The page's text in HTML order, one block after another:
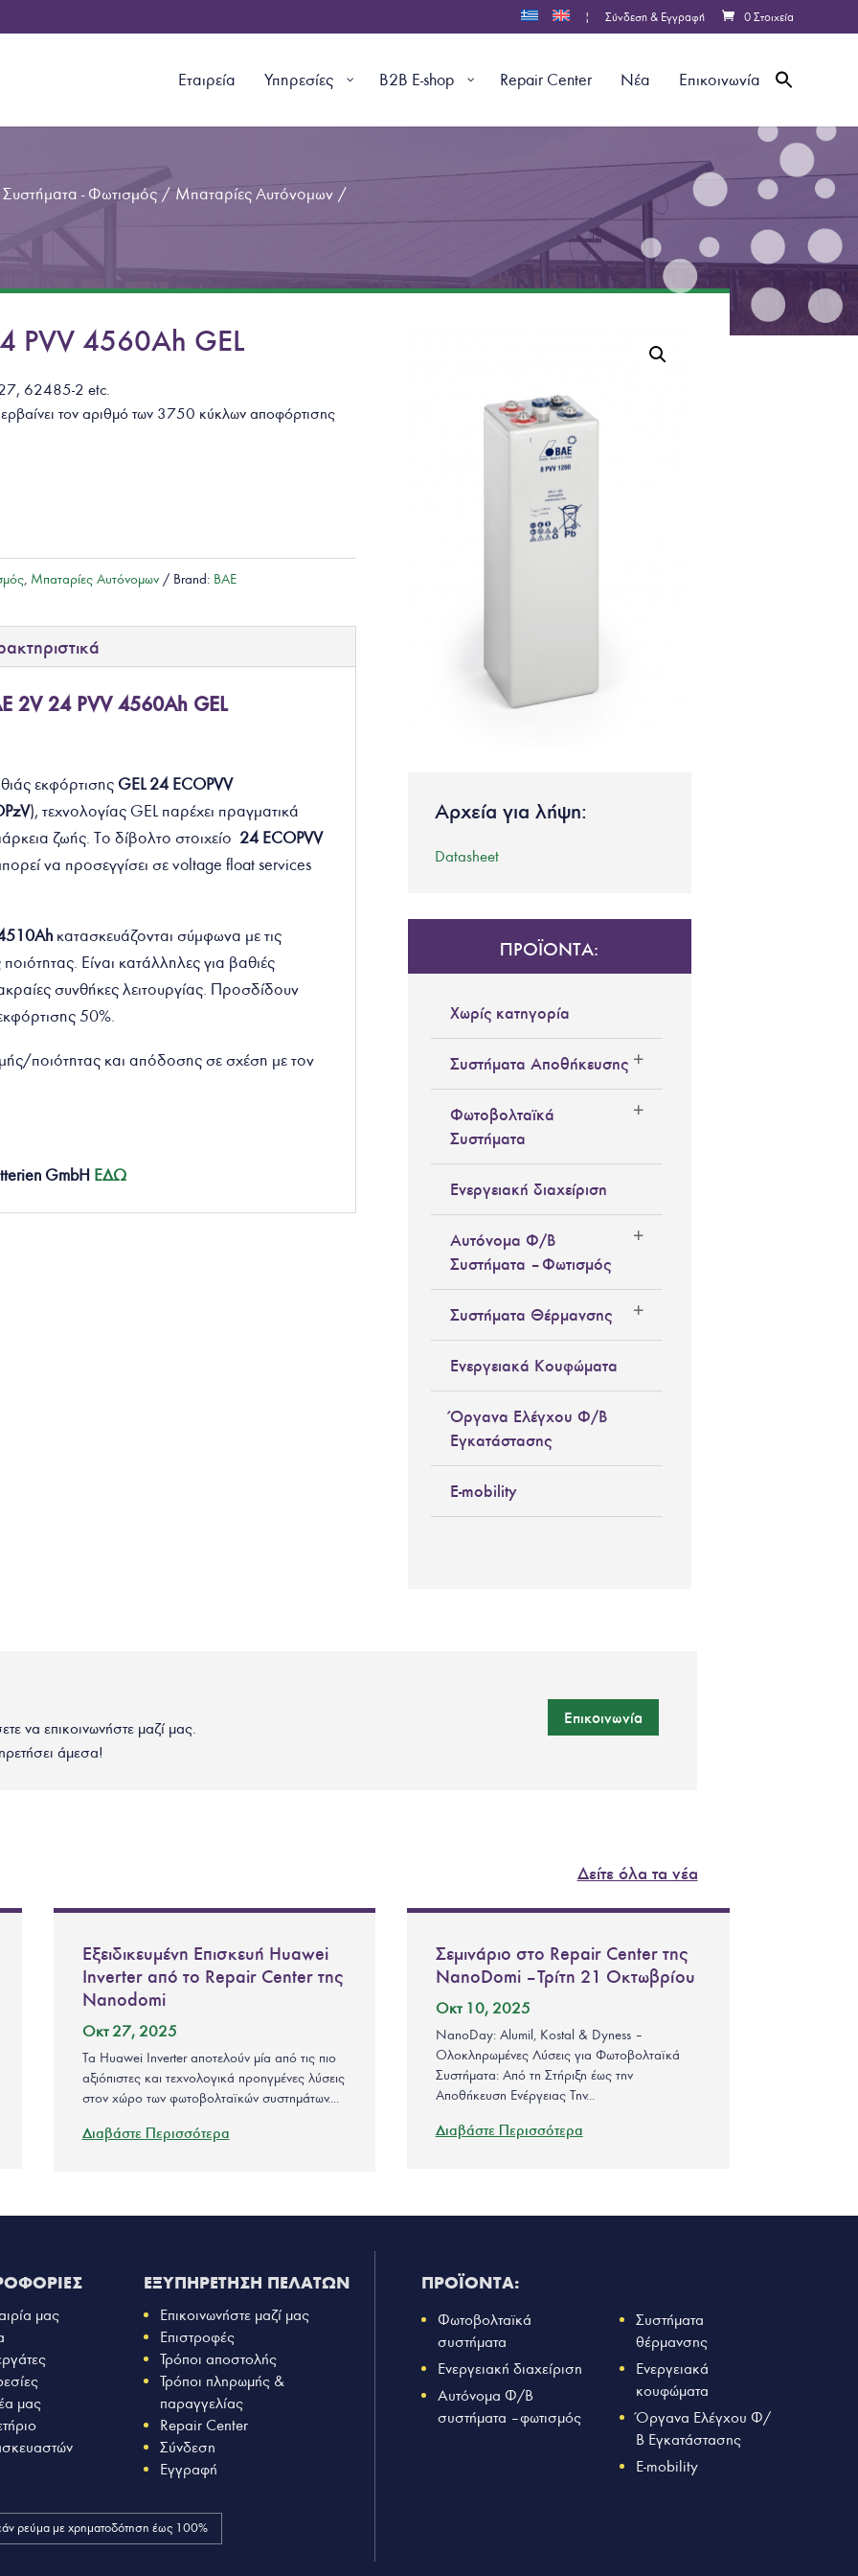
| Σύνδεση & Εγγραφή 0 Στοιχεία
Εταιρεία Υπηρεσίες B2B E-shop Repair Center Νέα Επικοινωνία
- Φωτισμός / Μπαταρίες Αυτόνομων /
PVV 4560Ah GEL
62485-2etc.
τον αριθμό των 3750 κύκλων αποφόρτισης
, Μπαταρίες Αυτόνομων Brand: BAE
2V 24 PVV 4560Ah GEL
εκφόρτισης GEL 24 ECOPVV
), τεχνολογίας GEL παρέχει πραγματικά
ζωής. Το δίβολτο στοιχείο 24 ECOPVV
να προσεγγίσει σε voltage float services
κατασκευάζονται σύμφωνα με τις
Είναι κατάλληλες για βαθιές
συνθήκες λειτουργίας. Προσδίδουν
50%.
ποιότητας και απόδοσης σε σχέση με τον
GmbH ΕΔΩ
Αρχεία για λήψη:
Datasheet
ΠΡΟΪΟΝΤΑ:
Χωρίς κατηγορία
Συστήματα Αποθήκευσης
Φωτοβολταϊκά
Συστήματα
Ενεργειακή διαχείριση
Αυτόνομα Φ/Β
Συστήματα – Φωτισμός
Συστήματα Θέρμανσης
Ενεργειακά Κουφώματα
Όργανα Ελέγχου Φ/Β
Εγκατάστασης
E-mobility
να επικοινωνήστε μαζί μας.
άμεσα!
Επικοινωνία
Δείτε όλα τα νέα
Εξειδικευμένη Επισκευή Huawei
Inverter από το Repair Center της
Nanodomi
Οκτ 27, 2025
Τα Huawei Inverter αποτελούν μία από τις πιο
αξιόπιστες και τεχνολογικά προηγμένες λύσεις
στον χώρο των φωτοβολταϊκών συστημάτων....
Διαβάστε Περισσότερα
Σεμινάριο στο Repair Center της
NanoDomi – Τρίτη 21 Οκτωβρίου
Οκτ 10, 2025
NanoDay: Alumil, Kostal & Dyness –
Ολοκληρωμένες Λύσεις για Φωτοβολταϊκά
Συστήματα: Από τη Στήριξη έως την
Αποθήκευση Ενέργειας Την...
Διαβάστε Περισσότερα
μας
μας
ρεύμα με χρηματοδότηση έως 100%
ΕΞΥΠΗΡΕΤΗΣΗ ΠΕΛΑΤΩΝ
Επικοινωνήστε μαζί μας
Επιστροφές
Τρόποι αποστολής
Τρόποι πληρωμής &
παραγγελίας
Repair Center
Σύνδεση
Εγγραφή
ΠΡΟΪΟΝΤΑ:
Φωτοβολταϊκά
συστήματα
Ενεργειακή διαχείριση
Αυτόνομα Φ/Β
συστήματα – φωτισμός
Συστήματα
θέρμανσης
Ενεργειακά
κουφώματα
Όργανα Ελέγχου Φ/
Β Εγκατάστασης
E-mobility